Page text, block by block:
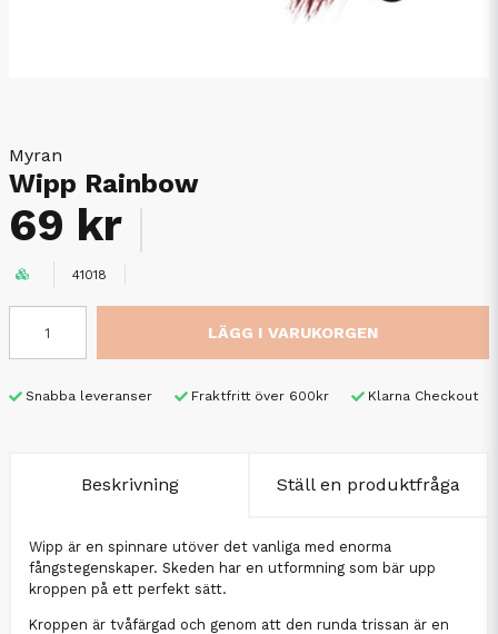
Myran
Wipp Rainbow
69 kr
41018
LÄGG I VARUKORGEN
Snabba leveranser Fraktfritt över 600kr Klarna Checkout
Beskrivning Ställ en produktfråga
Wipp är en spinnare utöver det vanliga med enorma
fångstegenskaper. Skeden har en utformning som bär upp
kroppen på ett perfekt sätt.
Kroppen är tvåfärgad och genom att den runda trissan är en